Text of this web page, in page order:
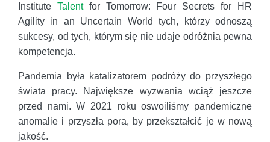
Institute Talentfor Tomorrow: Four Secrets for HR
Agility in an Uncertain World tych, którzy odnoszą
sukcesy, od tych, którym się nie udaje odróżnia pewna
kompetencja.
Pandemia była katalizatorem podróży do przyszłego
świata pracy. Największe wyzwania wciąż jeszcze
przed nami. W 2021 roku oswoiliśmy pandemiczne
anomalie i przyszła pora, by przekształcić je w nową
jakość.